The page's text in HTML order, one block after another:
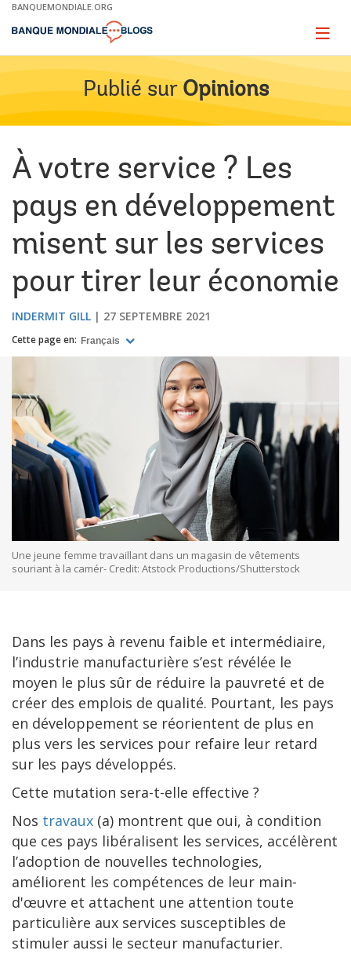
Skip
Main
BANQUEMONDIALE.ORG
Page
Publié sur Opinions
À votre service ? Les
pays en développement
misent sur les services
pour tirer leur économie
INDERMIT GILL 27 SEPTEMBRE 2021
Cette page en: Français
Une jeune femme travaillant dans un magasin de vêtements
souriant à la camér- Credit: Atstock Productions/Shutterstock
Dans les pays à revenu faible et intermédiaire,
l’industrie manufacturière s’est révélée le
moyen le plus sûr de réduire la pauvreté et de
créer des emplois de qualité. Pourtant, les pays
en développement se réorientent de plus en
plus vers les services pour refaire leur retard
sur les pays développés.
Cette mutation sera-t-elle effective ?
Nos travaux (a) montrent que oui, à condition
que ces pays libéralisent les services, accélèrent
l’adoption de nouvelles technologies,
améliorent les compétences de leur main-
d'œuvre et attachent une attention toute
particulière aux services susceptibles de
stimuler aussi le secteur manufacturier.